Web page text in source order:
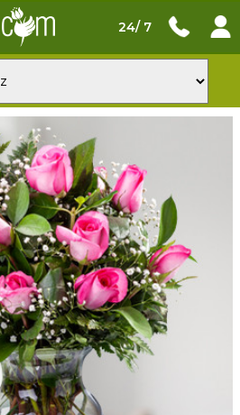
24/ 7